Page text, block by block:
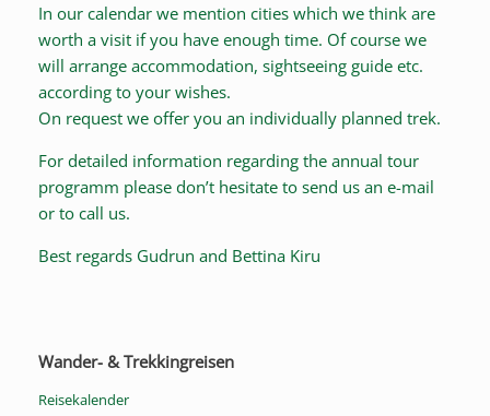
In our calendar we mention cities which we think are
worth a visit if you have enough time. Of course we
will arrange accommodation, sightseeing guide etc.
according to your wishes.
On request we offer you an individually planned trek.
For detailed information regarding the annual tour
programm please don’t hesitate to send us an e-mail
or to call us.
Best regards Gudrun and Bettina Kiru
Wander- & Trekkingreisen
Reisekalender